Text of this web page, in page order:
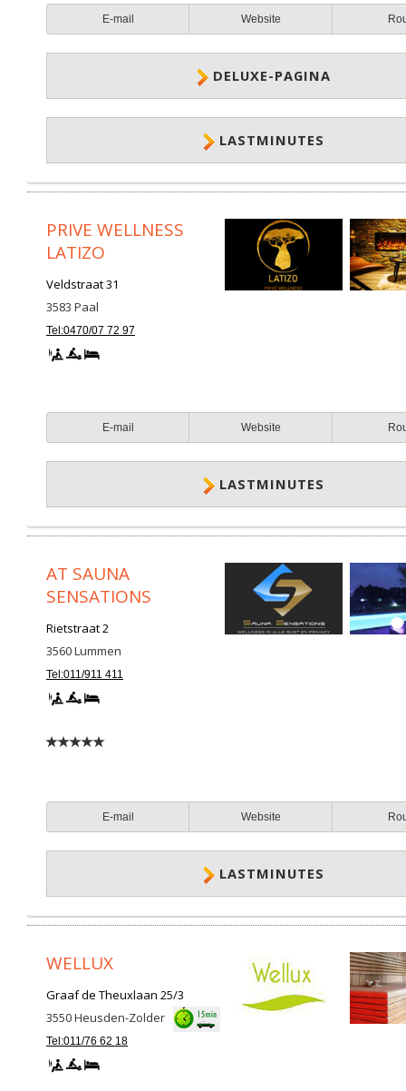
E-mail Website
DELUXE-PAGINA
LASTMINUTES
PRIVE WELLNESS
LATIZO
Veldstraat 31
3583 Paal
Tel:0470/07 72 97
E-mail Website
LASTMINUTES
AT SAUNA
SENSATIONS
Rietstraat 2
3560Lummen
Tel:011/911 411
E-mail Website
LASTMINUTES
WELLUX
Graaf de Theuxlaan 25/3
3550Heusden-Zolder
Tel:011/76 62 18